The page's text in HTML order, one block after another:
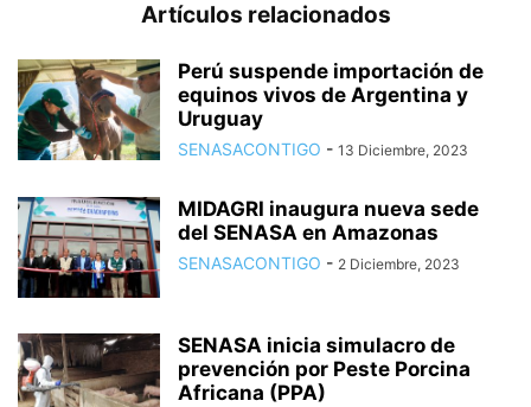
Artículos relacionados
Perú suspende importación de
equinos vivos de Argentina y
Uruguay
SENASACONTIGO - 13 Diciembre, 2023
MIDAGRI inaugura nueva sede
del SENASA en Amazonas
SENASACONTIGO - 2 Diciembre, 2023
SENASA inicia simulacro de
prevención por Peste Porcina
Africana (PPA)